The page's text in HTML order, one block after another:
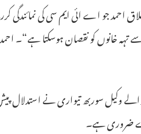
احمد جو اے ائی ایم سی کی
خانوں کو نقصان ہوسکتا ہے“۔
وکیل سوربھ تیواری نے استدلال
ضروری ہے۔